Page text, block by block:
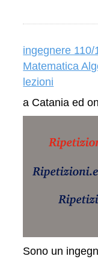
ingegnere
Matematica
lezioni
a Catania ed
Sono un